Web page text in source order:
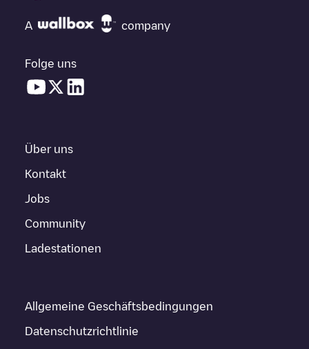
A company
Folge uns
Über uns
Kontakt
Jobs
Community
Ladestationen
Allgemeine Geschäftsbedingungen
Datenschutzrichtlinie